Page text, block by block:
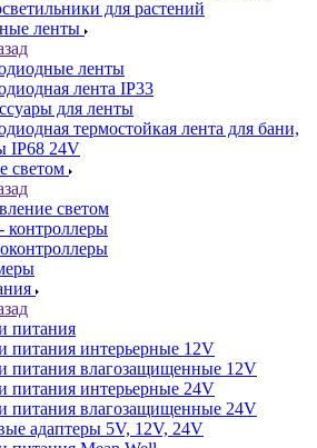
для растений
ленты
ленты
лента IP33
для ленты
термостойкая лента для бани,
IP68 24V
светом
светом
контроллеры
питания
питания интерьерные 12V
питания влагозащищенные 12V
питания интерьерные 24V
питания влагозащищенные 24V
адаптеры 5V, 12V, 24V